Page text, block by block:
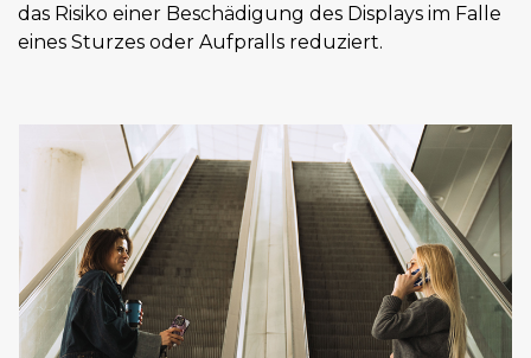
das Risiko einer Beschädigung des Displays im Falle
eines Sturzes oder Aufpralls reduziert.